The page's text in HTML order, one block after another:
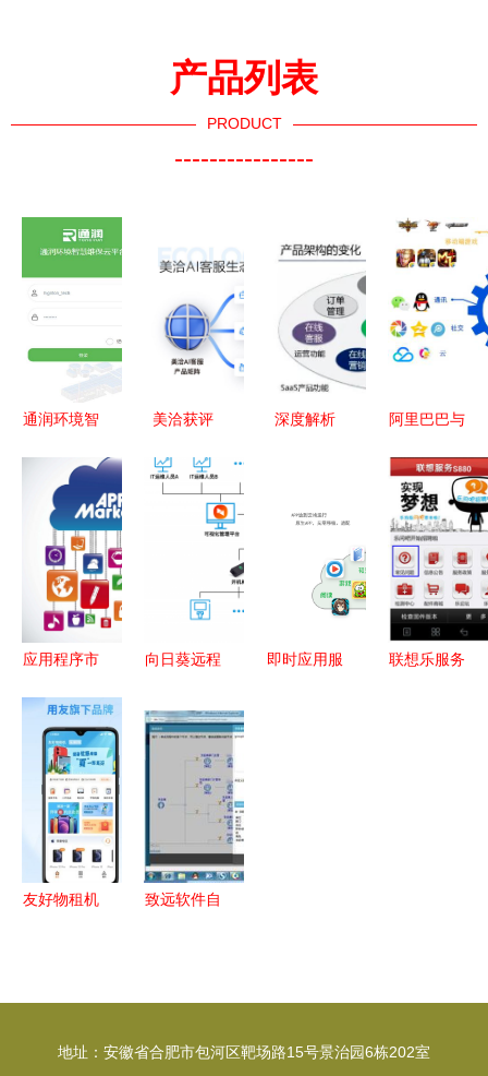
产品列表
PRODUCT
----------------
通润环境智
创新技术赋
能环境服务
新高度
美洽获评
软件技术最
佳AIGC应
新发展
深度解析
务的未来之
阿里巴巴与
中国数字经
济版图更庞
大？
应用程序市
变革 从软
件产品到智
慧生态
向日葵远程
服务终端设
备远程运维
新方案
即时应用服
联想乐服务
友好物租机
致远软件自
地址：安徽省合肥市包河区靶场路15号景治园6栋202室